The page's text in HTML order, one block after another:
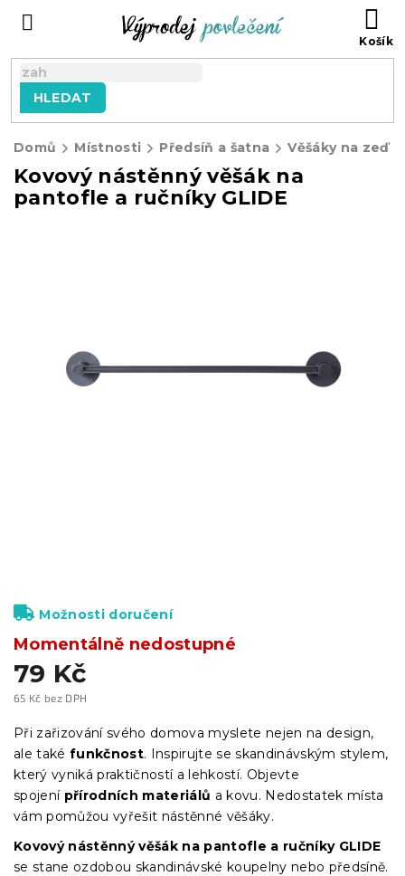
HLEDAT
Domů Místnosti Předsíň a šatna Věšáky na zeď
Kovový nástěnný věšák na
pantofle a ručníky GLIDE
79 Kč
65 Kč bez DPH
cena:
Momentálně nedostupné
Možnosti doručení
Při zařizování svého domova myslete nejen na design,
ale také funkčnost. Inspirujte se skandinávským stylem,
který vyniká praktičností a lehkostí. Objevte
spojení přírodních materiálů a kovu. Nedostatek místa
vám pomůžou vyřešit nástěnné věšáky.
Kovový nástěnný věšák na pantofle a ručníky GLIDE
se stane ozdobou skandinávské koupelny nebo předsíně.